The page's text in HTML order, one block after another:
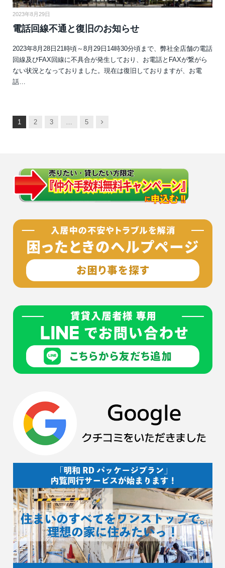
2023年8月29日
電話回線不通と復旧のお知らせ
2023年8月28日21時頃～8月29日14時30分頃まで、弊社全店舗の電話
回線及びFAX回線に不具合が発生しており、お電話とFAXが繋がら
ない状況となっておりました。現在は復旧しておりますが、お電
話…
1 2 3 5
次